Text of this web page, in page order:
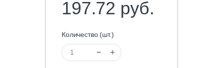
197.72 руб.
Количество (шт.)